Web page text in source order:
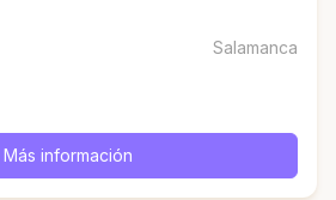
Salamanca
Más información